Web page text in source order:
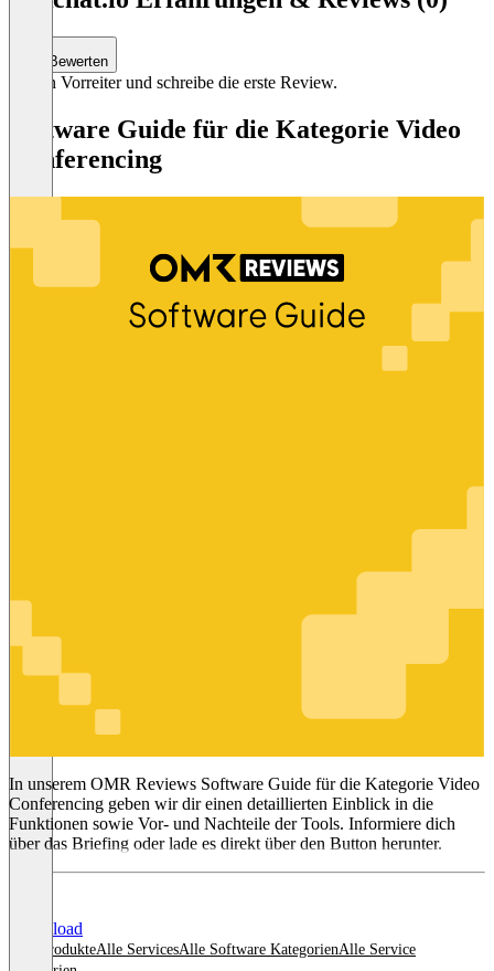
Bewerten
Sei ein Vorreiter und schreibe die erste Review.
Software Guide für die Kategorie Video
Conferencing
VideoConferencing
In unserem OMR Reviews Software Guide für die Kategorie Video
Conferencing geben wir dir einen detaillierten Einblick in die
Funktionen sowie Vor- und Nachteile der Tools. Informiere dich
über das Briefing oder lade es direkt über den Button herunter.
Download
Alle ProdukteAlle ServicesAlle Software KategorienAlle Service